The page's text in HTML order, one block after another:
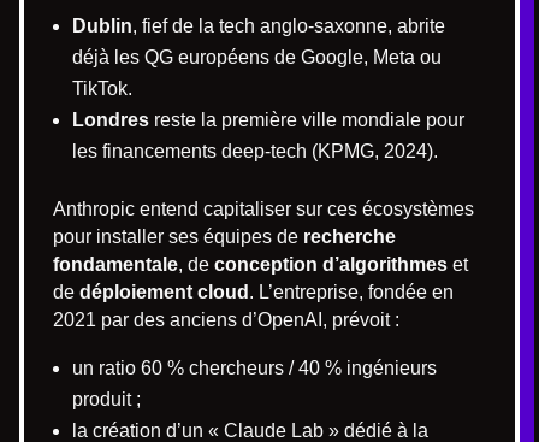
Dublin, fief de la tech anglo-saxonne, abrite
déjà les QG européens de Google, Meta ou
TikTok.
Londres reste la première ville mondiale pour
les financements deep-tech (KPMG, 2024).
Anthropic entend capitaliser sur ces écosystèmes
pour installer ses équipes de recherche
fondamentale, de conception d’algorithmes et
de déploiement cloud . L’entreprise, fondée en
2021 par des anciens d’OpenAI, prévoit :
un ratio 60 % chercheurs / 40 % ingénieurs
produit ;
la création d’un « Claude Lab » dédié à la